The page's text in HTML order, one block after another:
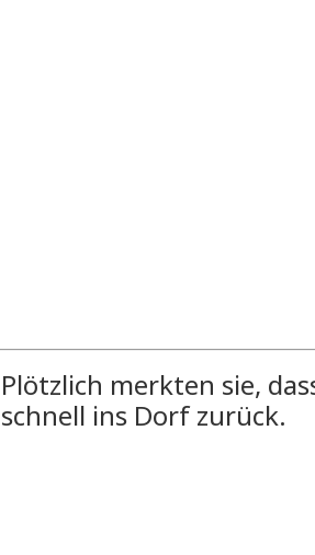
Plötzlich merkten sie,
schnell ins Dorf zurück.